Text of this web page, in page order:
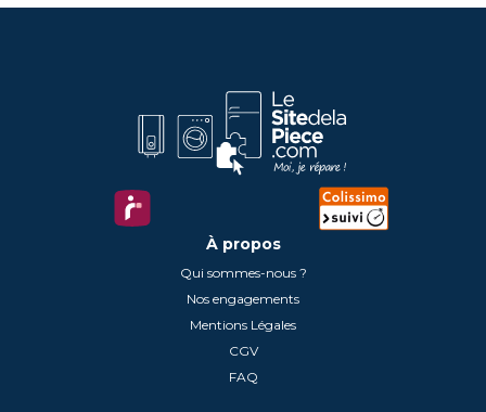
À propos
Qui sommes-nous ?
Nos engagements
Mentions Légales
CGV
FAQ